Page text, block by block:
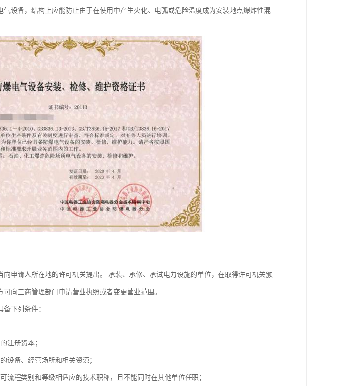
设备，结构上应能防止由于在使用中产生火化、电弧或危险温度成为安装地点爆炸性混
申请人所在地的许可机关提出。 承装、承修、承试电力设施的单位，在取得许可机关颁
向工商管理部门申请营业执照或者变更营业范围。
备下列条件：
注册资本；
设备、经营场所和相关资源；
流程类别和等级相适应的技术职称，且不能同时在其他单位任职；